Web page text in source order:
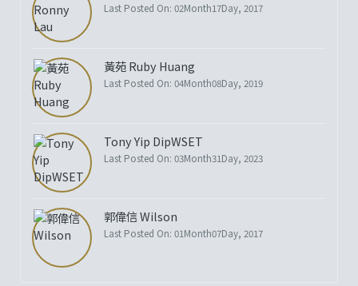
Last Posted On: 02Month17Day, 2017
黃苑 Ruby Huang
Last Posted On: 04Month08Day, 2019
Tony Yip DipWSET
Last Posted On: 03Month31Day, 2023
郭偉信 Wilson
Last Posted On: 01Month07Day, 2017